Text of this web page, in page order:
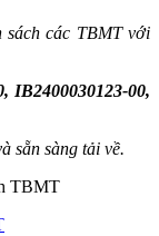
sách các TBMT với
IB2400030123-00,
sẵn sàng tải về.